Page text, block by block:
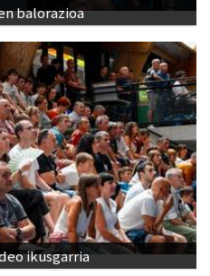
balorazioa
ikusgarria